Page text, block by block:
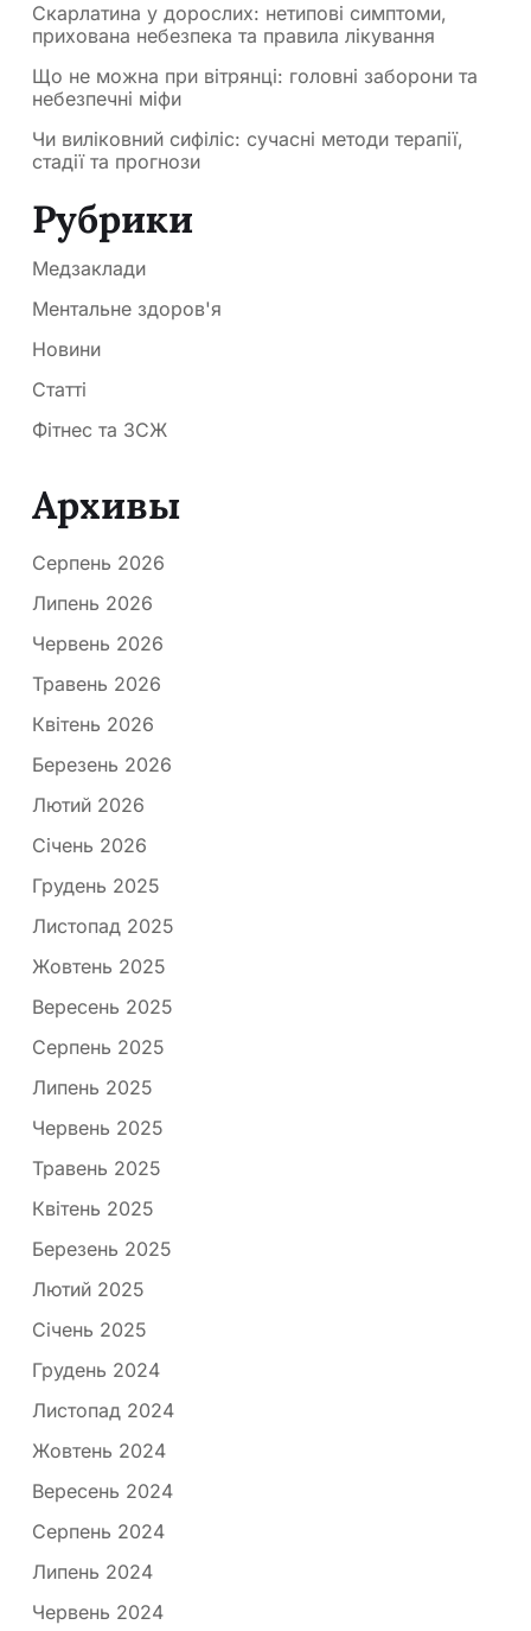
Скарлатина у дорослих: нетипові симптоми,
прихована небезпека та правила лікування
Що не можна при вітрянці: головні заборони та
небезпечні міфи
Чи виліковний сифіліс: сучасні методи терапії,
стадії та прогнози
Рубрики
Медзаклади
Ментальне здоров'я
Новини
Статті
Фітнес та ЗСЖ
Архивы
Серпень 2026
Липень 2026
Червень 2026
Травень 2026
Квітень 2026
Березень 2026
Лютий 2026
Січень 2026
Грудень 2025
Листопад 2025
Жовтень 2025
Вересень 2025
Серпень 2025
Липень 2025
Червень 2025
Травень 2025
Квітень 2025
Березень 2025
Лютий 2025
Січень 2025
Грудень 2024
Листопад 2024
Жовтень 2024
Вересень 2024
Серпень 2024
Липень 2024
Червень 2024